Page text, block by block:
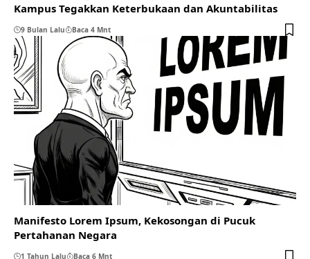
Kampus Tegakkan Keterbukaan dan Akuntabilitas
9 Bulan Lalu Baca 4 Mnt
Manifesto Lorem Ipsum, Kekosongan di Pucuk
Pertahanan Negara
1 Tahun Lalu Baca 6 Mnt